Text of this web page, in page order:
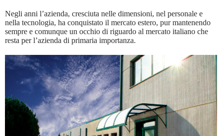
Negli anni l’azienda, cresciuta nelle dimensioni, nel personale e
nella tecnologia, ha conquistato il mercato estero, pur mantenendo
sempre e comunque un occhio di riguardo al mercato italiano che
resta per l’azienda di primaria importanza.